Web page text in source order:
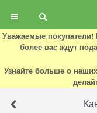
Уважаемые покупатели!
более вас ждут
Узнайте больше о